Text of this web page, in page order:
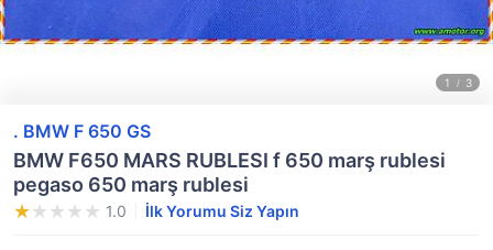
. BMW F 650 GS
BMW F650 MARS RUBLESI f 650 marş rublesi
pegaso 650 marş rublesi
1.0 İlk Yorumu Siz Yapın